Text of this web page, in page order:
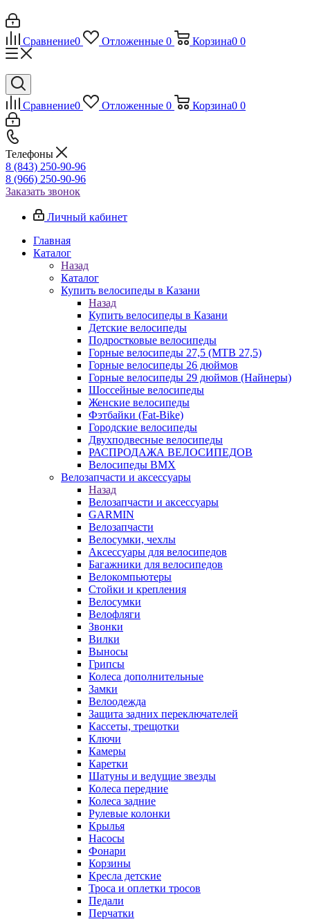
Сравнение0 Отложенные 0 Корзина0 0
Сравнение0 Отложенные 0 Корзина0 0
Телефоны
8 (843) 250-90-96
8 (966) 250-90-96
Заказать звонок
Личный кабинет
Главная
Каталог
Назад
Каталог
Купить велосипеды в Казани
Назад
Купить велосипеды в Казани
Детские велосипеды
Подростковые велосипеды
Горные велосипеды 27,5 (MTB 27,5)
Горные велосипеды 26 дюймов
Горные велосипеды 29 дюймов (Найнеры)
Шоссейные велосипеды
Женские велосипеды
Фэтбайки (Fat-Bike)
Городские велосипеды
Двухподвесные велосипеды
РАСПРОДАЖА ВЕЛОСИПЕДОВ
Велосипеды BMX
Велозапчасти и аксессуары
Назад
Велозапчасти и аксессуары
GARMIN
Велозапчасти
Велосумки, чехлы
Аксессуары для велосипедов
Багажники для велосипедов
Велокомпьютеры
Стойки и крепления
Велосумки
Велофляги
Звонки
Вилки
Выносы
Грипсы
Колеса дополнительные
Замки
Велоодежда
Защита задних переключателей
Кассеты, трещотки
Ключи
Камеры
Каретки
Шатуны и ведущие звезды
Колеса передние
Колеса задние
Рулевые колонки
Крылья
Насосы
Фонари
Корзины
Кресла детские
Троса и оплетки тросов
Педали
Перчатки